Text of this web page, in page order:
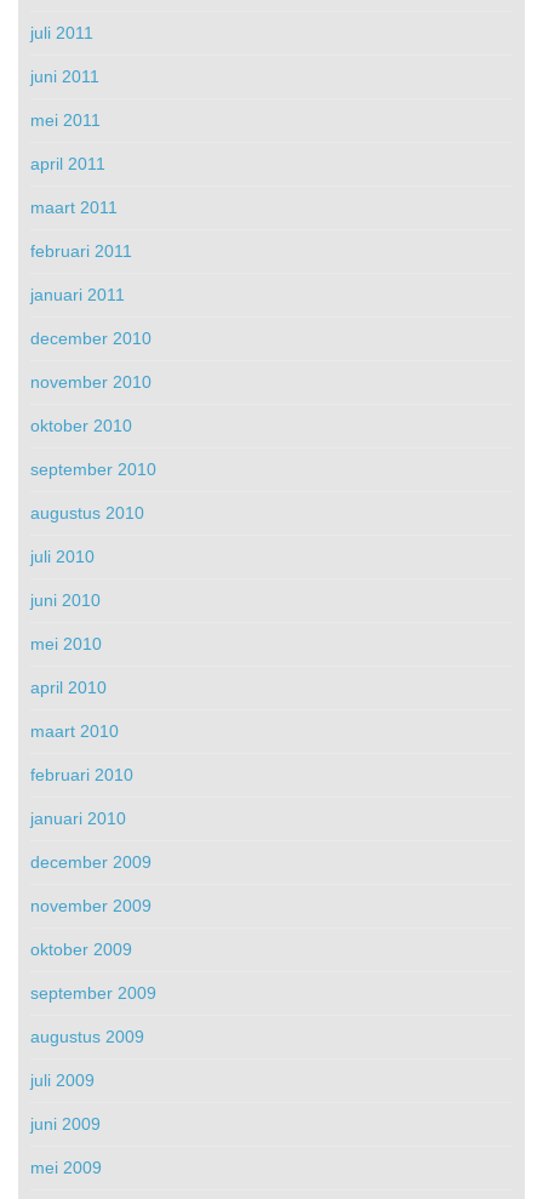
juli 2011
juni 2011
mei 2011
april 2011
maart 2011
februari 2011
januari 2011
december 2010
november 2010
oktober 2010
september 2010
augustus 2010
juli 2010
juni 2010
mei 2010
april 2010
maart 2010
februari 2010
januari 2010
december 2009
november 2009
oktober 2009
september 2009
augustus 2009
juli 2009
juni 2009
mei 2009